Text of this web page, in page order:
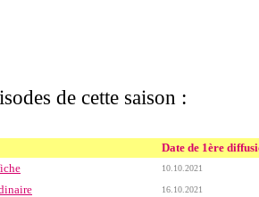
de cette saison :
Date de 1ère
10.10.2021
16.10.2021